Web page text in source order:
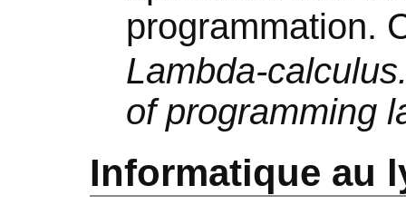
programmation.
Lambda-
of programming
Informatique au